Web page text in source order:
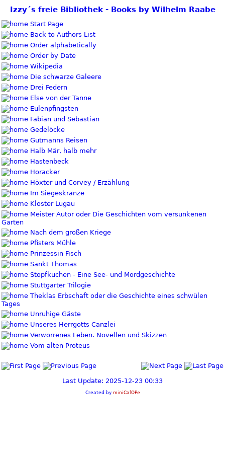
Izzy´s freie Bibliothek - Books by Wilhelm Raabe
Start Page
Back to Authors List
Order alphabetically
Order by Date
Wikipedia
Die schwarze Galeere
Drei Federn
Else von der Tanne
Eulenpfingsten
Fabian und Sebastian
Gedelöcke
Gutmanns Reisen
Halb Mär, halb mehr
Hastenbeck
Horacker
Höxter und Corvey / Erzählung
Im Siegeskranze
Kloster Lugau
Meister Autor oder Die Geschichten vom versunkenen
Garten
Nach dem großen Kriege
Pfisters Mühle
Prinzessin Fisch
Sankt Thomas
Stopfkuchen - Eine See- und Mordgeschichte
Stuttgarter Trilogie
Theklas Erbschaft oder die Geschichte eines schwülen
Tages
Unruhige Gäste
Unseres Herrgotts Canzlei
Verworrenes Leben. Novellen und Skizzen
Vom alten Proteus
Last Update: 2025-12-23 00:33
Created by miniCalOPe